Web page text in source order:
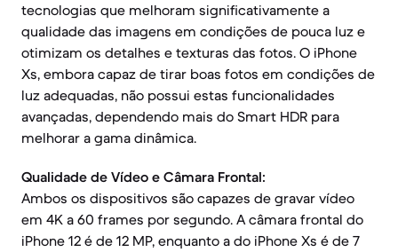
tecnologias que melhoram significativamente a
qualidade das imagens em condições de pouca luz e
otimizam os detalhes e texturas das fotos. O iPhone
Xs, embora capaz de tirar boas fotos em condições de
luz adequadas, não possui estas funcionalidades
avançadas, dependendo mais do Smart HDR para
melhorar a gama dinâmica.
Qualidade de Vídeo e Câmara Frontal:
Ambos os dispositivos são capazes de gravar vídeo
em 4K a 60 frames por segundo. A câmara frontal do
iPhone 12 é de 12 MP, enquanto a do iPhone Xs é de 7